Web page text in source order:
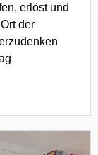
erlöst und
der